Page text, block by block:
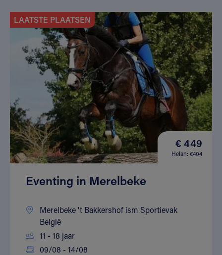
LAATSTE PLAATSEN
€ 449
Helan: €404
Eventing in Merelbeke
Merelbeke 't Bakkershof ism Sportievak
België
11 - 18 jaar
09/08 - 14/08